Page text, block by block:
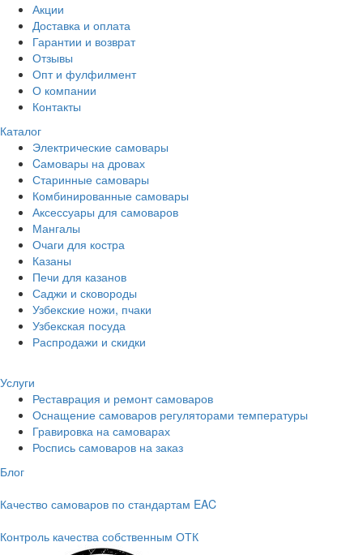
Акции
Доставка и оплата
Гарантии и возврат
Отзывы
Опт и фулфилмент
О компании
Контакты
Каталог
Электрические самовары
Cамовары на дровах
Старинные самовары
Комбинированные самовары
Аксессуары для самоваров
Мангалы
Очаги для костра
Казаны
Печи для казанов
Саджи и сковороды
Узбекские ножи, пчаки
Узбекская посуда
Распродажи и скидки
Услуги
Реставрация и ремонт самоваров
Оснащение самоваров регуляторами температуры
Гравировка на самоварах
Роспись самоваров на заказ
Блог
Качество самоваров по стандартам EAC
Контроль качества собственным ОТК